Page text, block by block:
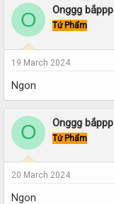
O Onggg bắppp
Tứ Phẩm
19 March 2024
Ngon
O Onggg bắppp
Tứ Phẩm
20 March 2024
Ngon